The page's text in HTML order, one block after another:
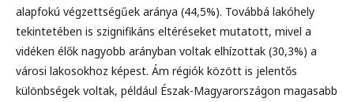
alapfokú végzettségűek aránya (44,5%). Továbbá lakóhely
tekintetében is szignifikáns eltéréseket mutatott, mivel a
vidéken élők nagyobb arányban voltak elhízottak (30,3%) a
városi lakosokhoz képest. Ám régiók között is jelentős
különbségek voltak, például Észak-Magyarországon magasabb